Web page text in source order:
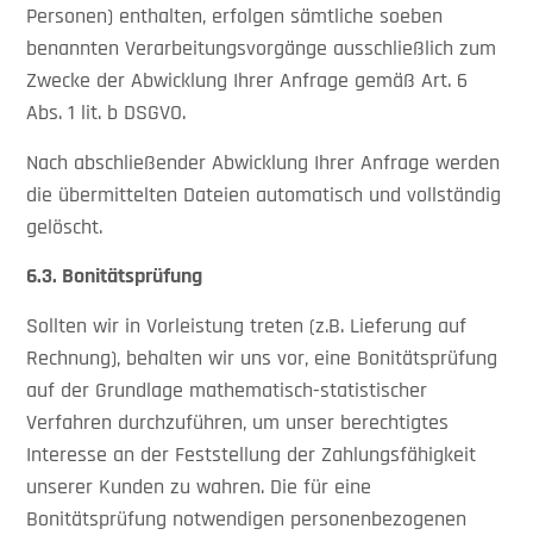
Personen) enthalten, erfolgen sämtliche soeben
benannten Verarbeitungsvorgänge ausschließlich zum
Zwecke der Abwicklung Ihrer Anfrage gemäß Art. 6
Abs. 1 lit. b DSGVO.
Nach abschließender Abwicklung Ihrer Anfrage werden
die übermittelten Dateien automatisch und vollständig
gelöscht.
6.3. Bonitätsprüfung
Sollten wir in Vorleistung treten (z.B. Lieferung auf
Rechnung), behalten wir uns vor, eine Bonitätsprüfung
auf der Grundlage mathematisch-statistischer
Verfahren durchzuführen, um unser berechtigtes
Interesse an der Feststellung der Zahlungsfähigkeit
unserer Kunden zu wahren. Die für eine
Bonitätsprüfung notwendigen personenbezogenen